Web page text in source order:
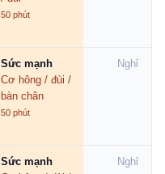
50 phút
Sức mạnh
Cơ hông / đùi /
bàn chân
50 phút
Nghỉ
Sức mạnh
Nghỉ